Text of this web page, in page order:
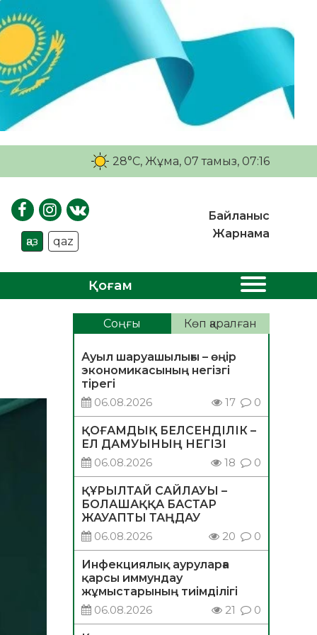
28°C, Жұма, 07 тамыз, 07:16
қаз qaz
Байланыс
Жарнама
Қоғам
Соңғы Көп қаралған
Ауыл шаруашылығы – өңір
экономикасының негізгі
тірегі
06.08.2026
17 0
ҚОҒАМДЫҚ БЕЛСЕНДІЛІК –
ЕЛ ДАМУЫНЫҢ НЕГІЗІ
06.08.2026
18 0
ҚҰРЫЛТАЙ САЙЛАУЫ –
БОЛАШАҚҚА БАСТАР
ЖАУАПТЫ ТАҢДАУ
06.08.2026
20 0
Инфекциялық ауруларға
қарсы иммундау
жұмыстарының тиімділігі
06.08.2026
21 0